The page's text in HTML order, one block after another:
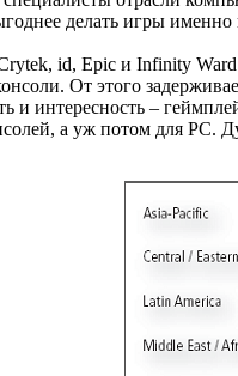
делать игры
id, Epic и Infinity Ward
От этого
и интересность –
а уж потом для PC.